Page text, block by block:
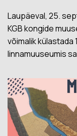
Laupäeval, 25.
KGB kongide
võimalik
linnamuuseumis